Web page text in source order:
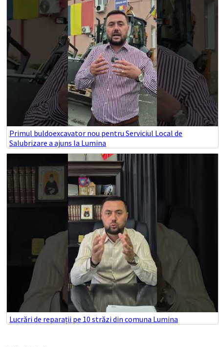
Primul buldoexcavator nou pentru Serviciul Local de
Salubrizare a ajuns la Lumina
Lucrări de reparații pe 10 străzi din comuna Lumina